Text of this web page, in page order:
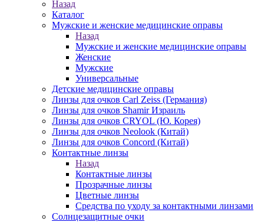
Назад
Каталог
Мужские и женские медицинские оправы
Назад
Мужские и женские медицинские оправы
Женские
Мужские
Универсальные
Детские медицинские оправы
Линзы для очков Carl Zeiss (Германия)
Линзы для очков Shamir Израиль
Линзы для очков CRYOL (Ю. Корея)
Линзы для очков Neolook (Китай)
Линзы для очков Concord (Китай)
Контактные линзы
Назад
Контактные линзы
Прозрачные линзы
Цветные линзы
Средства по уходу за контактными линзами
Солнцезащитные очки